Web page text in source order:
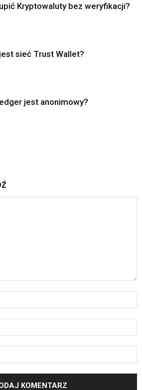
Kryptowaluty bez weryfikacji?
sieć Trust Wallet?
jest anonimowy?